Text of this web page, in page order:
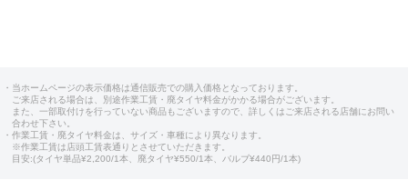
・当ホームページの表示価格は通信販売での購入価格となっております。
ご来店される場合は、別途作業工賃・廃タイヤ料金がかかる場合がございます。
また、一部取付けを行っていない商品もございますので、詳しくはご来店される店舗にお問い
合わせ下さい。
・作業工賃・廃タイヤ料金は、サイズ・車種により異なります。
※作業工賃は店頭工賃表通りとさせていただきます。
目安:(タイヤ単品¥2,200/1本、廃タイヤ¥550/1本、バルブ¥440円/1本)